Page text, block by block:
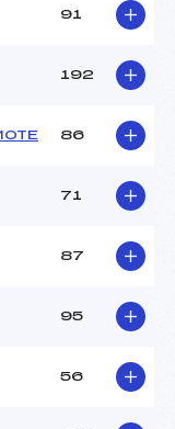
91
192
86
71
87
95
56